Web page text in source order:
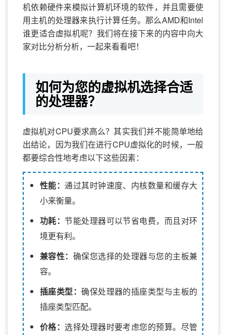
机依赖硬件来模拟计算机环境的软件，并且需要使
用主机的处理器来执行计算任务。那么AMD和Intel
谁更适合虚拟机呢？我们将在接下来的内容中向大
家对比分析分析，一起来看看吧！
如何为您的虚拟机选择合适
的处理器？
虚拟机对CPU要求高么？其实我们并不能简单地给
出结论，因为我们在进行CPU虚拟化的时候，一般
都要综合性地考虑以下这些因素：
性能：通过其时钟速度、内核数量和缓存大
小来衡量。
功耗：节能处理器可以节省电费，而且对环
境更有利。
兼容性： 确保您选择的处理器与您的主板兼
容。
插座类型：确保处理器的插座类型与主板的
插座类型匹配。
价格： 选择处理器时要考虑您的预算。尽管